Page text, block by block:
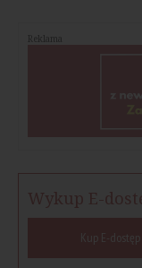
Reklama
Wykup E-
Kup E-dostęp